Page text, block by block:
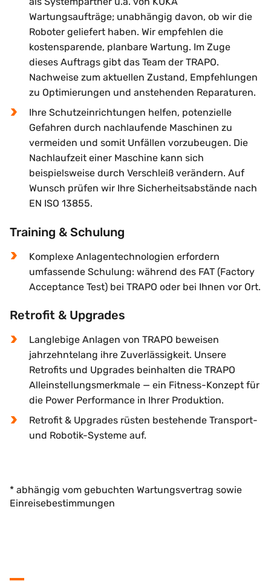
Wartungsaufträge; unabhängig davon, ob wir die
Roboter geliefert haben. Wir empfehlen die
kostensparende, planbare Wartung. Im Zuge
dieses Auftrags gibt das Team der TRAPO.
Nachweise zum aktuellen Zustand, Empfehlungen
zu Optimierungen und anstehenden Reparaturen.
Ihre Schutzeinrichtungen helfen, potenzielle
Gefahren durch nachlaufende Maschinen zu
vermeiden und somit Unfällen vorzubeugen. Die
Nachlaufzeit einer Maschine kann sich
beispielsweise durch Verschleiß verändern. Auf
Wunsch prüfen wir Ihre Sicherheitsabstände nach
EN ISO 13855.
Training & Schulung
Komplexe Anlagentechnologien erfordern
umfassende Schulung: während des FAT (Factory
Acceptance Test) bei TRAPO oder bei Ihnen vor Ort.
Retrofit & Upgrades
Langlebige Anlagen von TRAPO beweisen
jahrzehntelang ihre Zuverlässigkeit. Unsere
Retrofits und Upgrades beinhalten die TRAPO
Alleinstellungsmerkmale — ein Fitness-Konzept für
die Power Performance in Ihrer Produktion.
Retrofit & Upgrades rüsten bestehende Transport-
und Robotik-Systeme auf.
* abhängig vom gebuchten Wartungsvertrag sowie
Einreisebestimmungen